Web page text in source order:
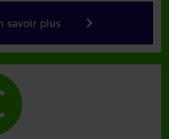
savoir plus keyboard_arrow_right